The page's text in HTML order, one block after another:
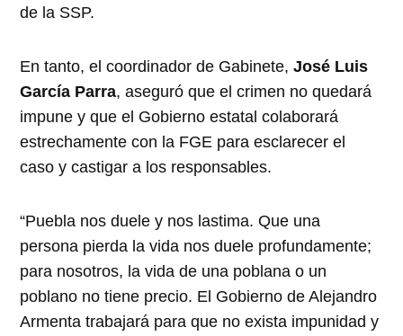
de la SSP.
En tanto, el coordinador de Gabinete,José Luis
García Parra, aseguró que el crimen no quedará
impune y que el Gobierno estatal colaborará
estrechamente con la FGE para esclarecer el
caso y castigar a los responsables.
“Puebla nos duele y nos lastima. Que una
persona pierda la vida nos duele profundamente;
para nosotros, la vida de una poblana o un
poblano no tiene precio. El Gobierno de Alejandro
Armenta trabajará para que no exista impunidad y